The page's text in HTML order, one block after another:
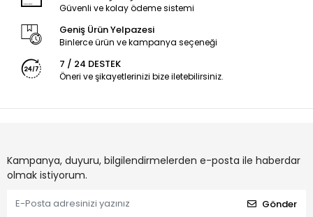
Güvenli ve kolay ödeme sistemi
Geniş Ürün Yelpazesi
Binlerce ürün ve kampanya seçeneği
7 / 24 DESTEK
Öneri ve şikayetlerinizi bize iletebilirsiniz.
Kampanya, duyuru, bilgilendirmelerden e-posta ile haberdar
olmak istiyorum.
Gönder